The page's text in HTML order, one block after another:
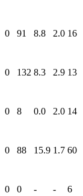
0 91 8.8 2.0 16
0 132 8.3 2.9 13
0 8 0.0 2.0 14
0 88 15.9 1.7 60
0 0 - -
6